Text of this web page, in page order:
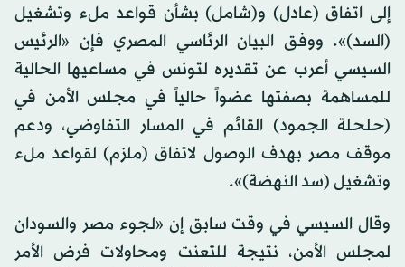
إلى اتفاق (عادل) و(شامل) بشأن قواعد ملء وتشغيل
(السد)». ووفق البيان الرئاسي المصري فإن «الرئيس
السيسي أعرب عن تقديره لتونس في مساعيها الحالية
للمساهمة بصفتها عضواً حالياً في مجلس الأمن في
(حلحلة الجمود) القائم في المسار التفاوضي، ودعم
موقف مصر بهدف الوصول لاتفاق (ملزم) لقواعد ملء
وتشغيل (سد النهضة)».
وقال السيسي في وقت سابق إن «لجوء مصر والسودان
لمجلس الأمن، نتيجة للتعنت ومحاولات فرض الأمر